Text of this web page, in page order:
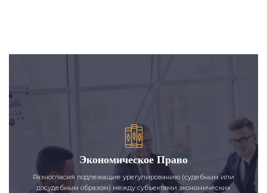
Экономическое Право
Разногласия подлежащие урегулированию (судебным или
досудебным образом) между субъектами экономических